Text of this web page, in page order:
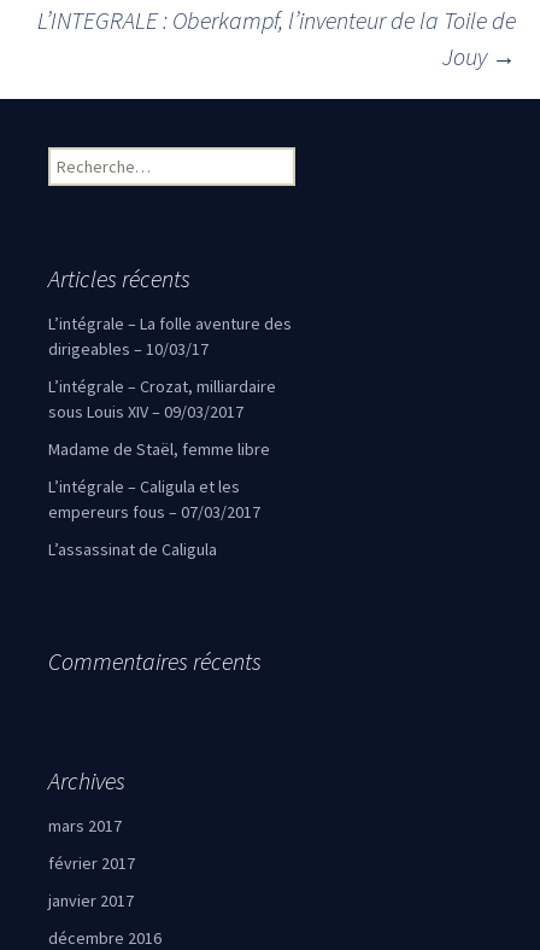
Navigation des articles
L’INTEGRALE : Oberkampf, l’inventeur de la Toile de
Jouy →
Rechercher :
Articles récents
L’intégrale – La folle aventure des
dirigeables – 10/03/17
L’intégrale – Crozat, milliardaire
sous Louis XIV – 09/03/2017
Madame de Staël, femme libre
L’intégrale – Caligula et les
empereurs fous – 07/03/2017
L’assassinat de Caligula
Commentaires récents
Archives
mars 2017
février 2017
janvier 2017
décembre 2016